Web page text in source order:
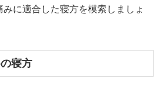
に適合した寝方を模索しましょ
寝方